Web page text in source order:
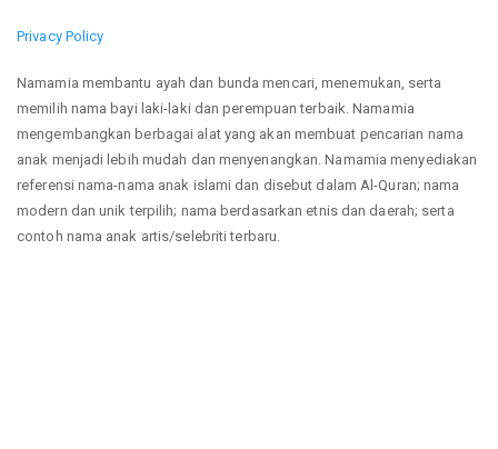
Privacy Policy
Namamia membantu ayah dan bunda mencari, menemukan, serta
memilih nama bayi laki-laki dan perempuan terbaik. Namamia
mengembangkan berbagai alat yang akan membuat pencarian nama
anak menjadi lebih mudah dan menyenangkan. Namamia menyediakan
referensi nama-nama anak islami dan disebut dalam Al-Quran; nama
modern dan unik terpilih; nama berdasarkan etnis dan daerah; serta
contoh nama anak artis/selebriti terbaru.